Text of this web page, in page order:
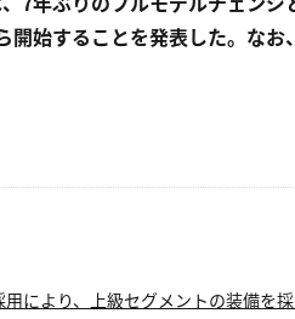
開始することを発表した。な
により、上級セグメントの装備を